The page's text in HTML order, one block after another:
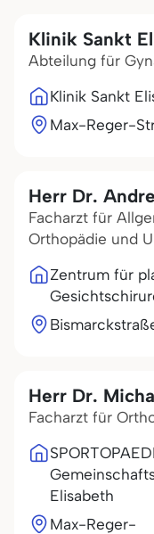
Klinik Sankt
Abteilung für
Klinik Sankt
Max-Reger-
Herr Dr.
Facharzt für
Orthopädie und
Zentrum für
Herr Dr.
Facharzt für
Elisabeth
Max-Reger-